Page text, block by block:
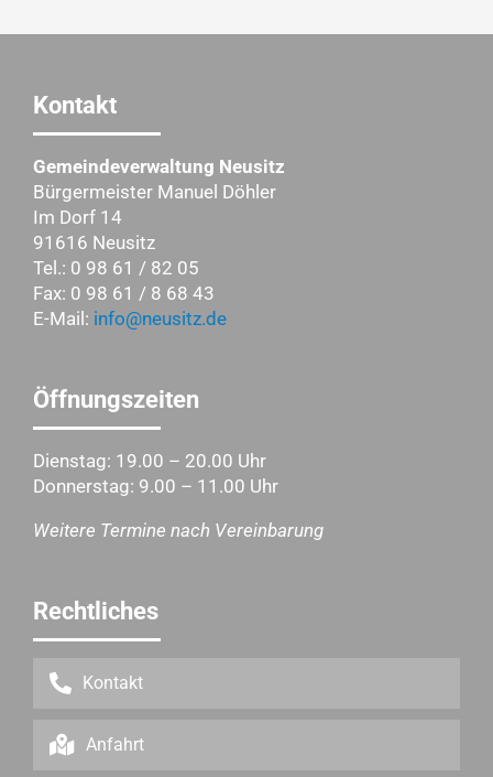
Kontakt
Gemeindeverwaltung Neusitz
Bürgermeister Manuel Döhler
Im Dorf 14
91616 Neusitz
Tel.: 0 98 61 / 82 05
Fax: 0 98 61 / 8 68 43
E-Mail: info@neusitz.de
Öffnungszeiten
Dienstag: 19.00 – 20.00 Uhr
Donnerstag: 9.00 – 11.00 Uhr
Weitere Termine nach Vereinbarung
Rechtliches
Kontakt
Anfahrt